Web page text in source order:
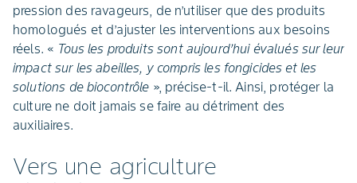
pression des ravageurs, de n’utiliser que des produits
homologués et d’ajuster les interventions aux besoins
réels. « Tous les produits sont aujourd’hui évalués sur leur
impact sur les abeilles, y compris les fongicides et les
solutions de biocontrôle », précise-t-il. Ainsi, protéger la
culture ne doit jamais se faire au détriment des
auxiliaires.
Vers une agriculture